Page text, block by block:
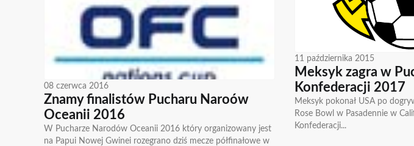
08 czerwca 2016
Znamy finalistów Pucharu Naroów
Oceanii 2016
W Pucharze Narodów Oceanii 2016 który organizowany jest
na Papui Nowej Gwinei rozegrano dziś mecze półfinałowe w
11 października 2015
Meksyk zagra w
Konfederacji 2017
Meksyk pokonał USA po
Rose Bowl w Pasadennie w
Konfederacji...